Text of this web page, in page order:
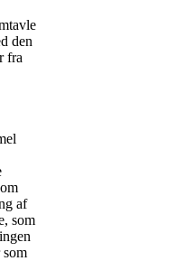
den
fra
af
som